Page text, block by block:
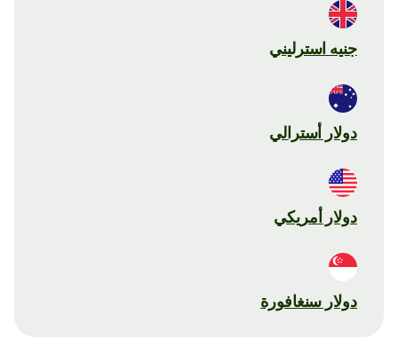
جنيه استرليني
دولار أسترالي
دولار أمريكي
دولار سنغافورة